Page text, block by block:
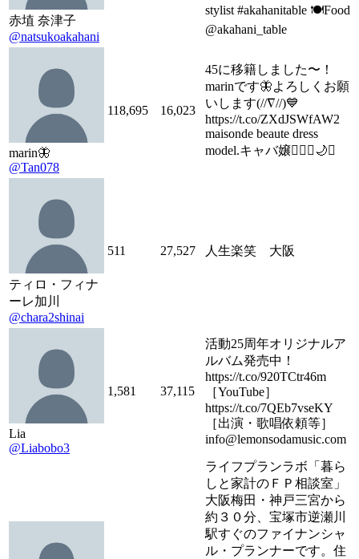
赤埴 奈津子
@natsukoakahani
stylist #akahanitable 🍽Food
@akahani_table
marin🦋
@Tan078
118,695 16,023
45に移籍しました〜！
marinです🦋よろしくお願
いします(//∇//)💙
https://t.co/ZXdJSWfAW2
maisonde beaute dress
model.キャバ嬢👱🏼‍♀️🌙✨
ティロ・フィナ
ーレ加川
@chara2shinai
511 27,527 人生楽笑 大阪
Lia
@Liabobo3
1,581 37,115
活動25周年オリジナルア
ルバム発売中！
https://t.co/920TCtr46m
［YouTube］
https://t.co/7QEb7vseKY
［出演・歌唱依頼等］
info@lemonsodamusic.com
ライフプランラボ「暮ら
しと家計のＦＰ相談室」
大阪梅田・神戸三宮から
約３０分、宝塚市逆瀬川
駅すぐのファイナンシャ
ル・プランナーです。住